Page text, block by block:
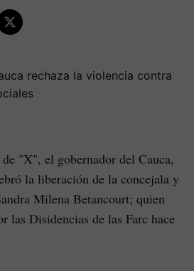
"X", el gobernador del Cauca,
la liberación de la concejala y
Milena Betancourt; quien
las Disidencias de las Farc hace